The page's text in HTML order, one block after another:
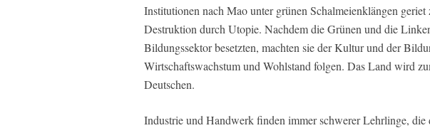
Institutionen nach Mao unter grünen Schalmeienklängen
Destruktion durch Utopie. Nachdem die Grünen und die
Bildungssektor besetzten, machten sie der Kultur und der
Wirtschaftswachstum und Wohlstand folgen. Das Land wird
Deutschen.
Industrie und Handwerk finden immer schwerer Lehrlinge,